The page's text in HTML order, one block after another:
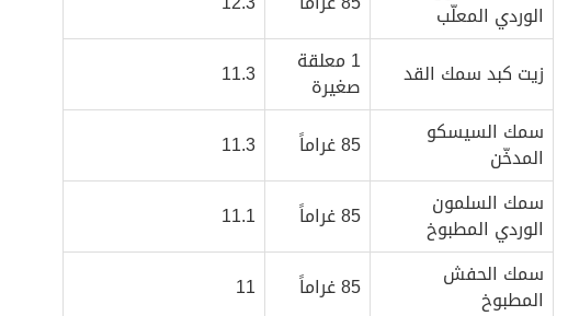
الوردي المعلّب
زيت كبد سمك القد 1 معلقة
صغيرة
11.3
سمك السيسكو
المدخّن 85 غراماً
11.3
سمك السلمون
الوردي المطبوخ 85 غراماً
11.1
سمك الحفش
المطبوخ 85 غراماً 11